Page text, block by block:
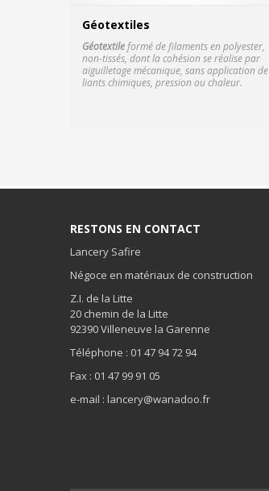
Géotextiles
Géotextileformé de filaments en polyester,
non-tissés, dont la cohésion se réalise par
aiguilletage mécanique, sans application de
liants chimiques, pression ou chaleur.
RESTONS EN CONTACT
Lancery Safire
Négoce en matériaux de construction
Z.I. de la Litte
20 chemin de la Litte
92390 Villeneuve la Garenne
Téléphone : 01 47 94 72 94
Fax : 01 47 99 91 05
e-mail : lancery@wanadoo.fr